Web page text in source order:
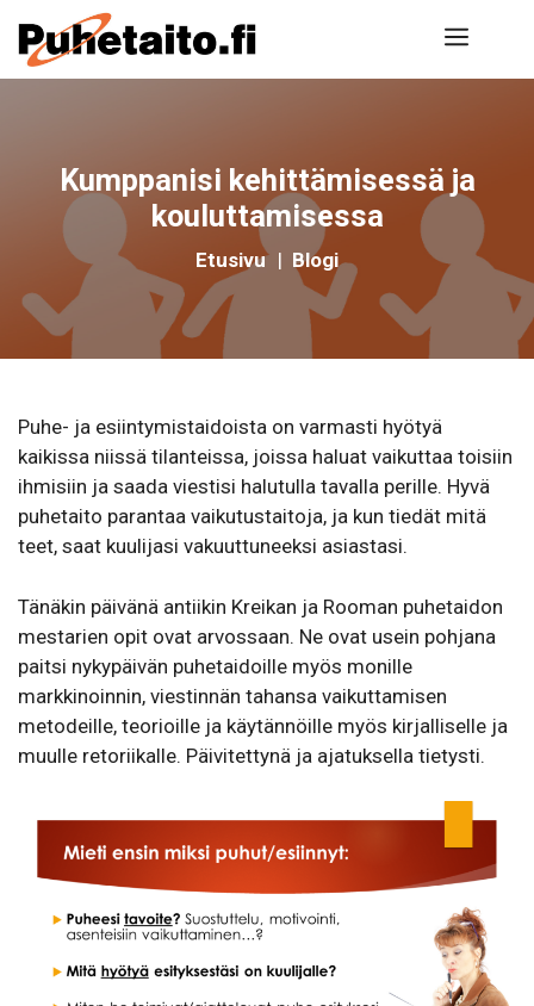
sisältöön
Kumppanisi kehittämisessä ja
kouluttamisessa
Etusivu | Blogi
Puhe- ja esiintymistaidoista on varmasti hyötyä
kaikissa niissä tilanteissa, joissa haluat vaikuttaa toisiin
ihmisiin ja saada viestisi halutulla tavalla perille. Hyvä
puhetaito parantaa vaikutustaitoja, ja kun tiedät mitä
teet, saat kuulijasi vakuuttuneeksi asiastasi.
Tänäkin päivänä antiikin Kreikan ja Rooman puhetaidon
mestarien opit ovat arvossaan. Ne ovat usein pohjana
paitsi nykypäivän puhetaidoille myös monille
markkinoinnin, viestinnän tahansa vaikuttamisen
metodeille, teorioille ja käytännöille myös kirjalliselle ja
muulle retoriikalle. Päivitettynä ja ajatuksella tietysti.